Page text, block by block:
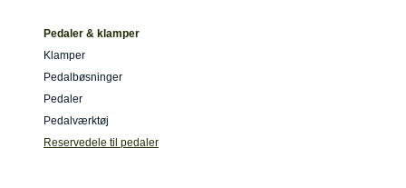
Pedaler & klamper
Klamper
Pedalbøsninger
Pedaler
Pedalværktøj
Reservedele til pedaler